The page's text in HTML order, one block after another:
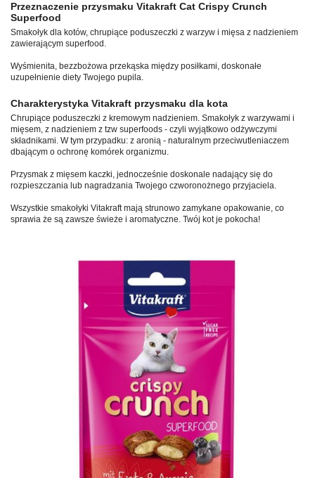
Przeznaczenie przysmaku Vitakraft Cat Crispy Crunch
Superfood
Smakołyk dla kotów, chrupiące poduszeczki z warzyw i mięsa z nadzieniem
zawierającym superfood.
Wyśmienita, bezzbożowa przekąska między posiłkami, doskonałe
uzupełnienie diety Twojego pupila.
Charakterystyka Vitakraft przysmaku dla kota
Chrupiące poduszeczki z kremowym nadzieniem. Smakołyk z warzywami i
mięsem, z nadzieniem z tzw superfoods - czyli wyjątkowo odżywczymi
składnikami. W tym przypadku: z aronią - naturalnym przeciwutleniaczem
dbającym o ochronę komórek organizmu.
Przysmak z mięsem kaczki, jednocześnie doskonale nadający się do
rozpieszczania lub nagradzania Twojego czworonożnego przyjaciela.
Wszystkie smakołyki Vitakraft mają strunowo zamykane opakowanie, co
sprawia że są zawsze świeże i aromatyczne. Twój kot je pokocha!